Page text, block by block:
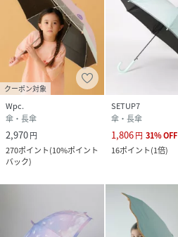
クーポン対象
Wpc.
傘・長傘
2,970円
270ポイント(10%ポイント
バック)
SETUP7
傘・長傘
1,806円 31%OFF
16ポイント(1倍)